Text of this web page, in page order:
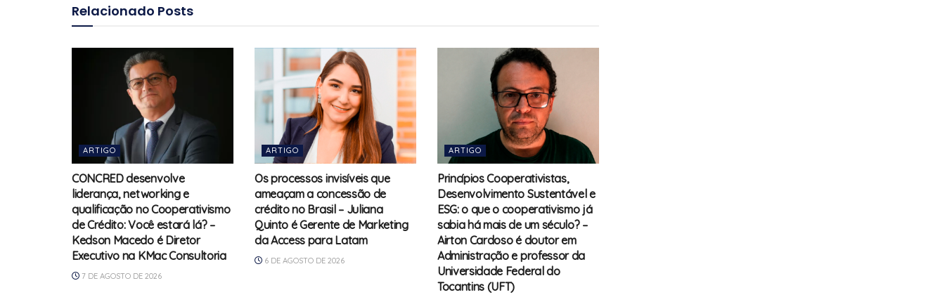
Relacionado Posts
ARTIGO
CONCRED desenvolve
liderança, networking e
qualificação no Cooperativismo
de Crédito: Você estará lá? –
Kedson Macedo é Diretor
Executivo na KMac Consultoria
7 DE AGOSTO DE 2026
ARTIGO
Os processos invisíveis que
ameaçam a concessão de
crédito no Brasil – Juliana
Quinto é Gerente de Marketing
da Access para Latam
6 DE AGOSTO DE 2026
ARTIGO
Princípios Cooperativistas,
Desenvolvimento Sustentável e
ESG: o que o cooperativismo já
sabia há mais de um século? –
Airton Cardoso é doutor em
Administração e professor da
Universidade Federal do
Tocantins (UFT)